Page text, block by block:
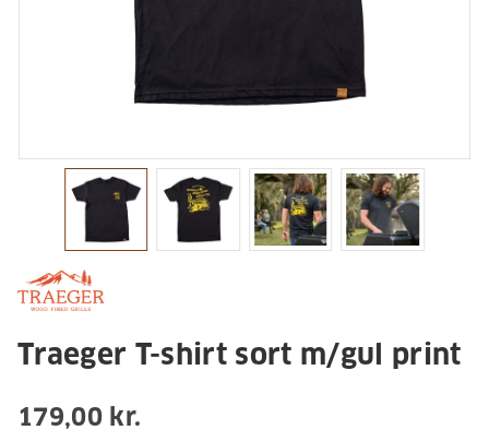
Traeger T-shirt sort m/gul print
179,00 kr.